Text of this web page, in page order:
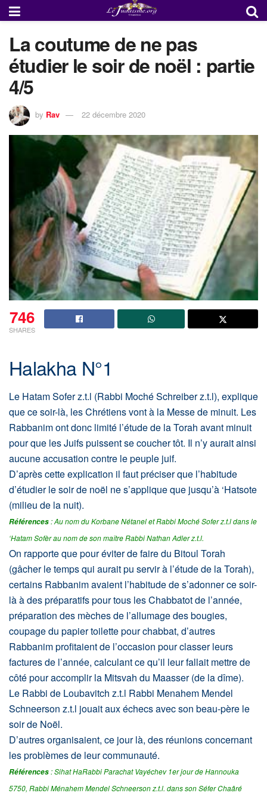
La coutume de ne pas
étudier le soir de noël : partie
4/5
by Rav 22 décembre 2020
746
SHARES
Halakha N°1
Le Hatam Sofer z.t.l (Rabbi Moché Schreiber z.t.l), explique
que ce soir-là, les Chrétiens vont à la Messe de minuit. Les
Rabbanim ont donc limité l’étude de la Torah avant minuit
pour que les Juifs puissent se coucher tôt. Il n’y aurait ainsi
aucune accusation contre le peuple juif.
D’après cette explication il faut préciser que l’habitude
d’étudier le soir de noël ne s’applique que jusqu’à ‘Hatsote
(milieu de la nuit).
Références : Au nom du Korbane Nétanel et Rabbi Moché Sofer z.t.l dans le
‘Hatam Sofèr au nom de son maître Rabbi Nathan Adler z.t.l.
On rapporte que pour éviter de faire du Bitoul Torah
(gâcher le temps qui aurait pu servir à l’étude de la Torah),
certains Rabbanim avaient l’habitude de s’adonner ce soir-
là à des préparatifs pour tous les Chabbatot de l’année,
préparation des mèches de l’allumage des bougies,
coupage du papier toilette pour chabbat, d’autres
Rabbanim profitaient de l’occasion pour classer leurs
factures de l’année, calculant ce qu’il leur fallait mettre de
côté pour accomplir la Mitsvah du Maasser (de la dîme).
Le Rabbi de Loubavitch z.t.l Rabbi Menahem Mendel
Schneerson z.t.l jouait aux échecs avec son beau-père le
soir de Noël.
D’autres organisaient, ce jour là, des réunions concernant
les problèmes de leur communauté.
Références : Sihat HaRabbi Parachat Vayéchev 1er jour de Hannouka
5750, Rabbi Ménahem Mendel Schneerson z.t.l. dans son Séfer Chaâré